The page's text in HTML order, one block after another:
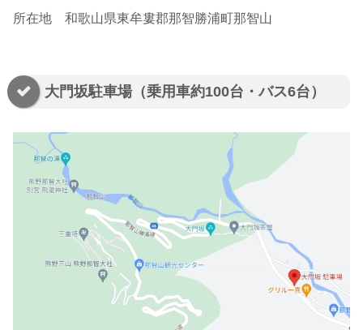
所在地 和歌山県東牟婁郡那智勝浦町那智山
大門坂駐車場（乗用車約100台・バス6台）